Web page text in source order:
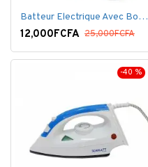
Batteur Electrique Avec Bol en inox
12,000FCFA 25,000FCFA
-40 %